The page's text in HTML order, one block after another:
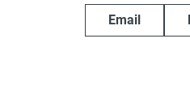
Email